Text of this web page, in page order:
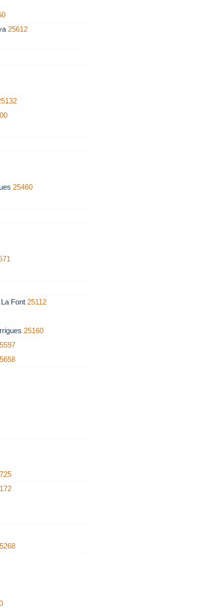
25612
25460
Font 25112
25160